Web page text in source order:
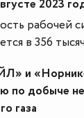
2023
рабочей
в 356
и
по добыче
газа